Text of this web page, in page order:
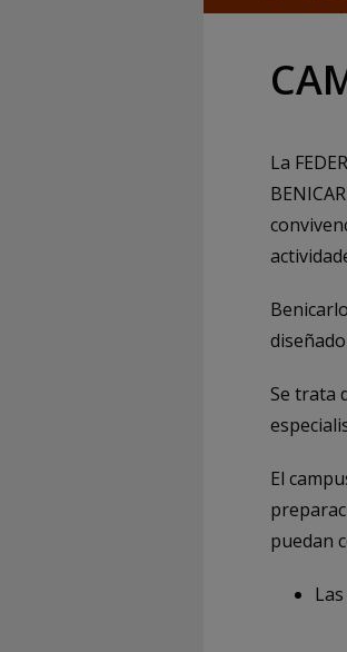
La
Se trata
El
puedan